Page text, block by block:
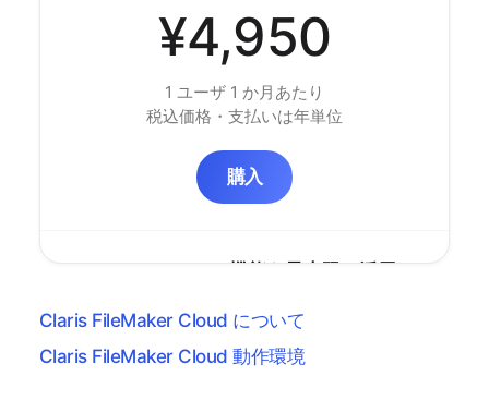
小規模での利用のために用意されたプランです。
サーバの管理・メンテナンス不要
17:30｜時間外は海外サポート窓口での英語対
応となります）
最新のクラウド技術
最新のセキュリティ・監視
5 〜 10 ユーザまで（3〜4 ユーザ
にてお見積書・ご注文書を作成く
ださい）
¥4,950
1 ユーザ 1 か月あたり
税込価格・支払いは年単位
購入
サーバの管理・メンテナンス不要
24 時間サポート（日本語対応：平日 10:00〜
Claris FileMaker Cloud について
Claris FileMaker Cloud 動作環境